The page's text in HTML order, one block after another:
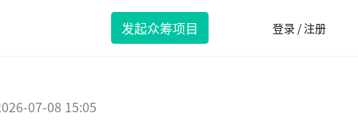
发起众筹项目 登录 / 注册
07-08 15:05